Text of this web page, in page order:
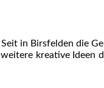
in Birs­fel­den die
krea­ti­ve Ideen